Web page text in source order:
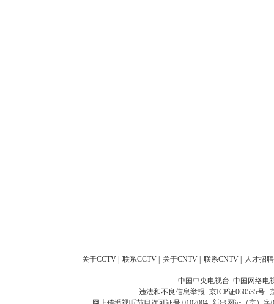
关于CCTV 联系CCTV 关于CNTV 联系CNTV 人才招聘
中国中央电视台 中国网络电
违法和不良信息举报 京ICP证060535号